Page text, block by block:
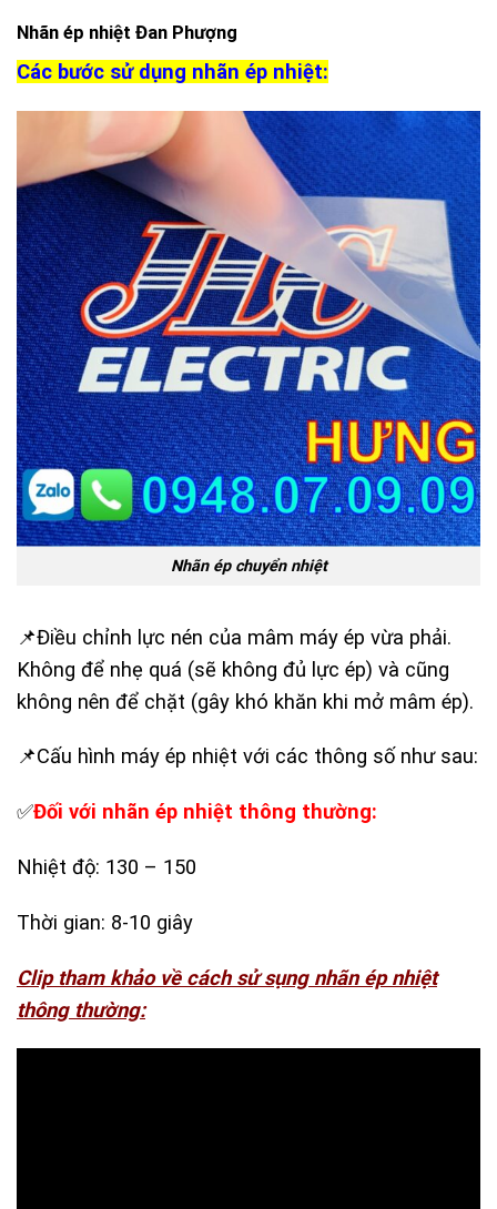
Nhãn ép nhiệt Đan Phượng
Các bước sử dụng nhãn ép nhiệt:
Nhãn ép chuyển nhiệt
📌Điều chỉnh lực nén của mâm máy ép vừa phải.
Không để nhẹ quá (sẽ không đủ lực ép) và cũng
không nên để chặt (gây khó khăn khi mở mâm ép).
📌Cấu hình máy ép nhiệt với các thông số như sau:
✅Đối với nhãn ép nhiệt thông thường:
Nhiệt độ: 130 – 150
Thời gian: 8-10 giây
Clip tham khảo về cách sử sụng nhãn ép nhiệt
thông thường: